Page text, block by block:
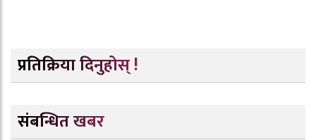
प्रतिक्रिया दिनुहोस् !
संबन्धित खबर